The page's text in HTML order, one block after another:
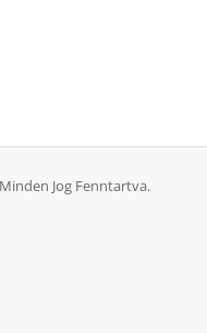
Jog Fenntartva.